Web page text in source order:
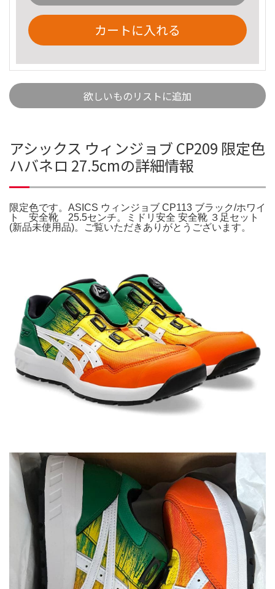
カートに入れる
欲しいものリストに追加
アシックス ウィンジョブ CP209 限定色
ハバネロ 27.5cmの詳細情報
限定色です。ASICS ウィンジョブ CP113 ブラック/ホワイ
ト 安全靴 25.5センチ。ミドリ安全 安全靴 ３足セット
(新品未使用品)。ご覧いただきありがとうございます。